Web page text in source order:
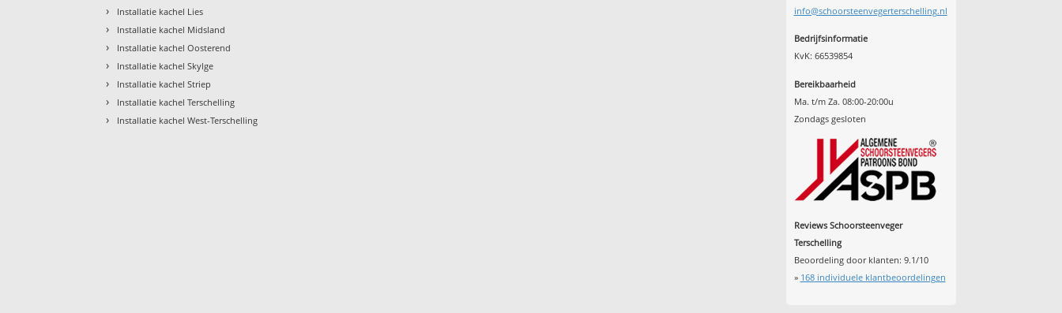
›
Installatie kachel Lies
› Installatie kachel Midsland
› Installatie kachel Oosterend
› Installatie kachel Skylge
› Installatie kachel Striep
› Installatie kachel Terschelling
› Installatie kachel West-Terschelling
info@schoorsteenvegerterschelling.nl
Bedrijfsinformatie
KvK: 66539854
Bereikbaarheid
Ma. t/m Za. 08:00-20:00u
Zondags gesloten
Reviews Schoorsteenveger
Terschelling
Beoordeling door klanten: 9.1/10
» 168individuele klantbeoordelingen